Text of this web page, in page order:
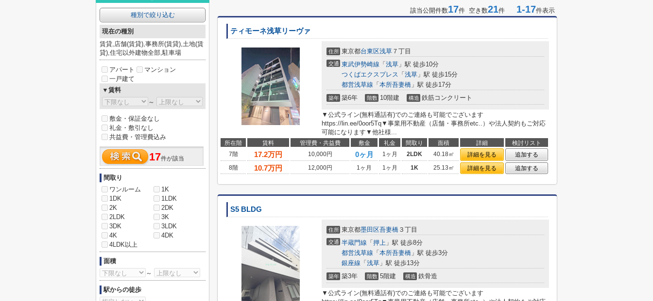
該当公開件数17件 空き数21件 1-17件表示
ティモーネ浅草リーヴァ
住所 東京都台東区浅草 ７丁目
交通 東武伊勢崎線 「 浅草 」駅 徒歩10分
つくばエクスプレス 「 浅草 」駅 徒歩15分
都営浅草線 「 本所吾妻橋 」駅 徒歩17分
築年 築6年 階数 10階建 構造 鉄筋コンクリート
▼公式ライン(無料通話有)でのご連絡も可能でございます
https://lin.ee/0oor5Tq▼事業用不動産（店舗・事務所etc..）や法人契約もご対応
可能になります▼他社様...
所在階 賃料 管理費・共益費 敷金 礼金 間取り 面積 詳細
検討リスト
7階
17.2万円 10,000円 0ヶ月 1ヶ月 2LDK 40.18㎡ 詳細を見る
追加する
8階
10.7万円 12,000円 1ヶ月 1ヶ月 1K 25.13㎡ 詳細を見る 追加する
S5 BLDG
住所 東京都墨田区吾妻橋 ３丁目
交通 半蔵門線 「 押上 」駅 徒歩8分
都営浅草線 「 本所吾妻橋 」駅 徒歩3分
銀座線 「 浅草 」駅 徒歩13分
築年 築3年 階数 5階建 構造 鉄骨造
▼公式ライン(無料通話有)でのご連絡も可能でございます
種別で絞り込む
現在の種別
賃貸,店舗(賃貸),事務所(賃貸),土地(賃
貸),住宅以外建物全部,駐車場
アパート
マンション
一戸建て
▼賃料
～
敷金・保証金なし
礼金・敷引なし
共益費・管理費込み
17件が該当
間取り
ワンルーム
1K
1DK
1LDK
2K
2DK
2LDK
3K
3DK
3LDK
4K
4DK
4LDK以上
面積
～
駅からの徒歩